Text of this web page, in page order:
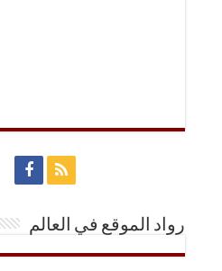
رواد الموقع في العالم